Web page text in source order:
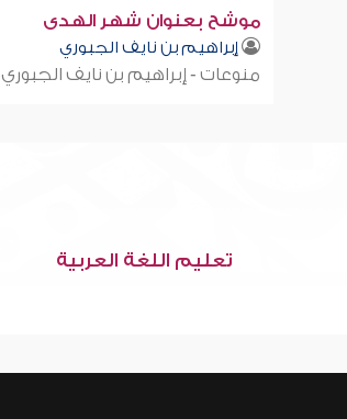
موشح بعنوان شهر الهدى
إبراهيم بن نايف الجبوري
منوعات - إبراهيم بن نايف الجبوري
تعليم اللغة العربية